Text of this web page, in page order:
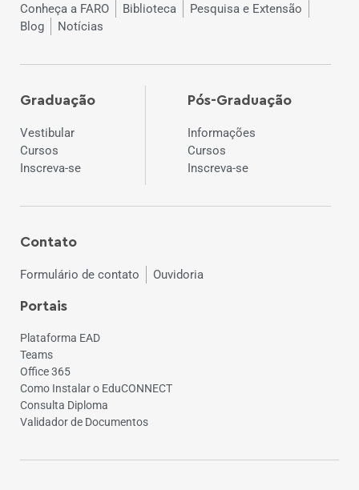
Conheça a FARO Biblioteca
Pesquisa e Extensão
Blog
Notícias
Graduação
Vestibular
Cursos
Inscreva-se
Pós-Graduação
Informações
Cursos
Inscreva-se
Contato
Formulário de contato Ouvidoria
Portais
Plataforma EAD
Teams
Office 365
Como Instalar o EduCONNECT
Consulta Diploma
Validador de Documentos